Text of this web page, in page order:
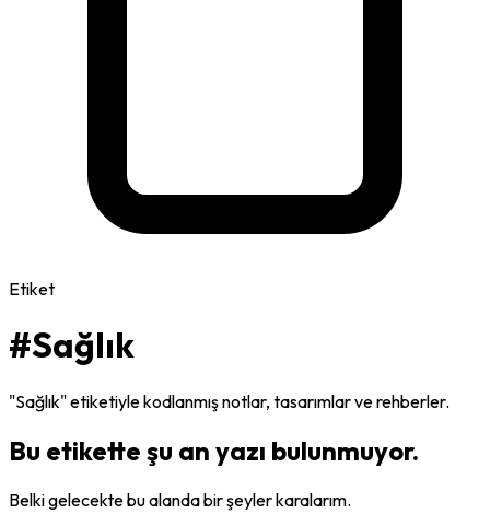
Etiket
#Sağlık
"Sağlık" etiketiyle kodlanmış notlar, tasarımlar ve rehberler.
Bu etikette şu an yazı bulunmuyor.
Belki gelecekte bu alanda bir şeyler karalarım.